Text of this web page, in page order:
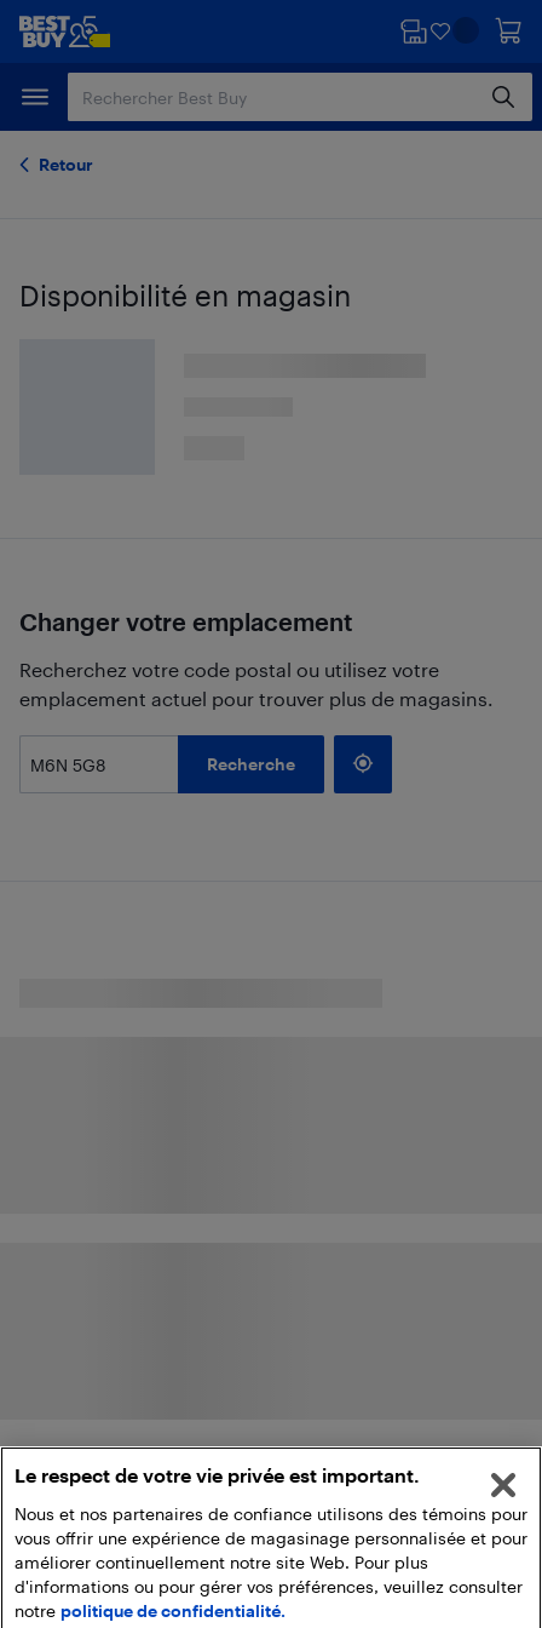
Passer
principal
Passer
Retour
Disponibilité en magasin
Changer votre emplacement
Recherchez votre code postal ou utilisez votre
emplacement actuel pour trouver plus de magasins.
Recherche
Le respect de votre vie privée est important.
Nous et nos partenaires de confiance utilisons des témoins pour
vous offrir une expérience de magasinage personnalisée et pour
améliorer continuellement notre site Web. Pour plus
d'informations ou pour gérer vos préférences, veuillez consulter
notre politique de confidentialité.